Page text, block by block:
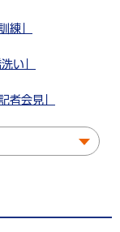
練」
い」
者会見」